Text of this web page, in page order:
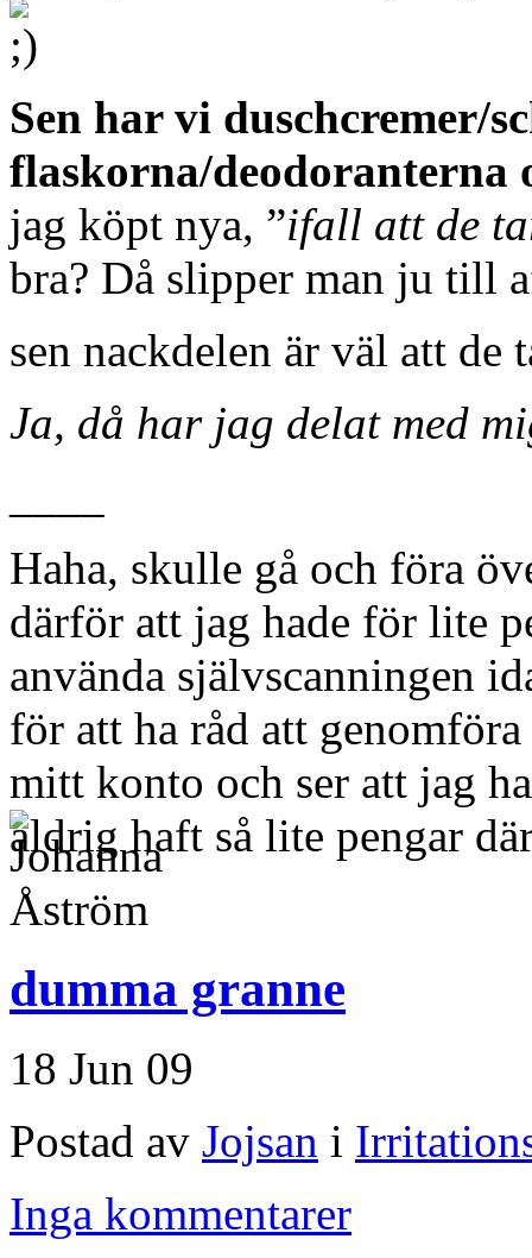
Sen har vi duschcremer/
flaskorna/deodoranterna
jag köpt nya, ”ifall att de
bra? Då slipper man ju till
sen nackdelen är väl att de
Ja, då har jag delat med
Haha, skulle gå och föra
därför att jag hade för lite
använda självscanningen
för att ha råd att
mitt konto och ser att jag
aldrig haft så lite pengar
dumma granne
18 Jun 09
Postad av Jojsan i
Inga kommentarer